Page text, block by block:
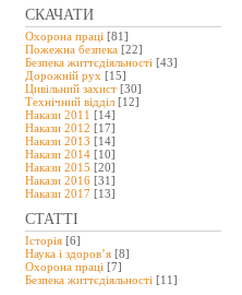
СКАЧАТИ
Охорона праці [81]
Пожежна безпека [22]
Безпека життєдіяльності [43]
Дорожній рух [15]
Цивільний захист [30]
Технічний відділ [12]
Накази 2011 [14]
Накази 2012 [17]
Накази 2013 [14]
Накази 2014 [10]
Накази 2015 [20]
Накази 2016 [31]
Накази 2017 [13]
СТАТТІ
Історія [6]
Наука і здоров’я [8]
Охорона праці [7]
Безпeка життєдіяльності [11]